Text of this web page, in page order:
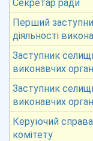
Секретар ради
Перший
діяльності
Заступник
виконавчих
Заступник
виконавчих
Керуючий
комітету